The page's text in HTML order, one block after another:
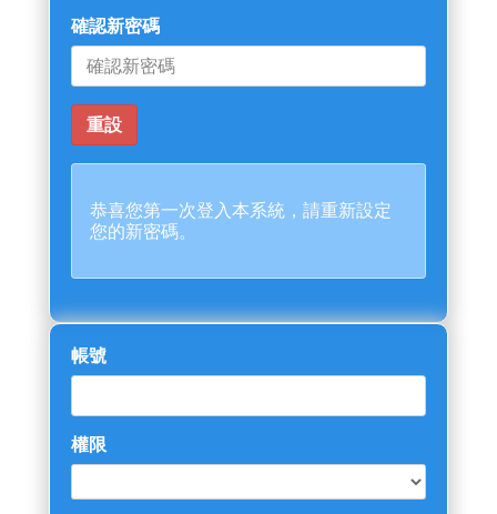
確認新密碼
恭喜您第一次登入本系統，請重新設定
您的新密碼。
帳號
權限